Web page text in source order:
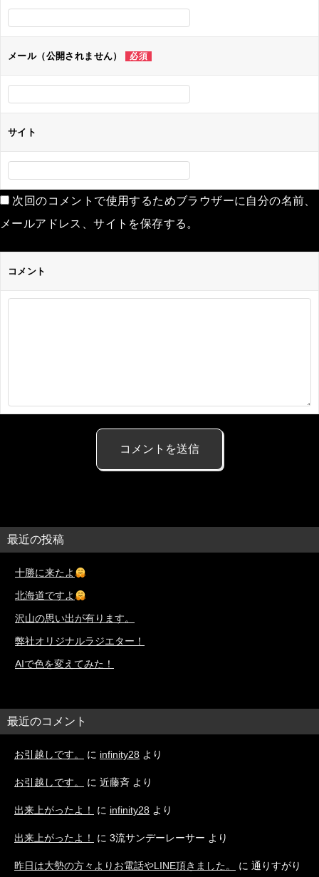
シ
ョ
ンメール（公開されません） 必須
サイト
次回のコメントで使用するためブラウザーに自分の名前、
メールアドレス、サイトを保存する。
コメント
最近の投稿
十勝に来たよ
北海道ですよ
沢山の思い出が有ります。
弊社オリジナルラジエター！
AIで色を変えてみた！
最近のコメント
お引越しです。 に infinity28 より
お引越しです。 に 近藤斉 より
出来上がったよ！ に infinity28 より
出来上がったよ！ に 3流サンデーレーサー より
昨日は大勢の方々よりお電話やLINE頂きました。 に 通りすがり